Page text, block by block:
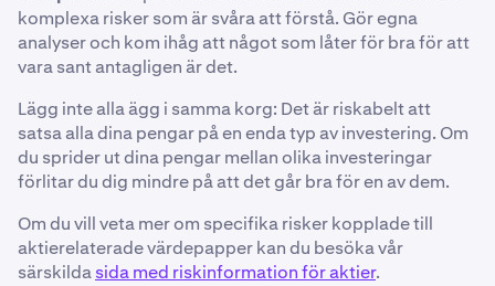
komplexa risker som är svåra att förstå. Gör egna
analyser och kom ihåg att något som låter för bra för att
vara sant antagligen är det.
Lägg inte alla ägg i samma korg: Det är riskabelt att
satsa alla dina pengar på en enda typ av investering. Om
du sprider ut dina pengar mellan olika investeringar
förlitar du dig mindre på att det går bra för en av dem.
Om du vill veta mer om specifika risker kopplade till
aktierelaterade värdepapper kan du besöka vår
särskildasida med riskinformation för aktier.